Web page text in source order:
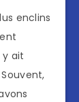
enclins
y ait